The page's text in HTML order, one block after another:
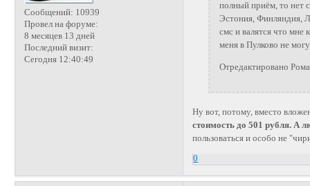
Сообщений: 10939
Провел на форуме:
8 месяцев 13 дней
Последний визит:
Сегодня 12:40:49
полный приём, то нет
Эстония, Финляндия,
смс и валятся что мне
меня в Пулково не
Отредактировано
Ну вот, потому, вместо
стоимость до 501 рубля. А
пользоваться и особо не
0